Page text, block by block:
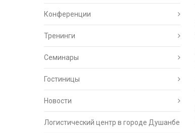
Конференции
Тренинги
Семинары
Гостиницы
Новости
Логистический центр в городе Душанбе